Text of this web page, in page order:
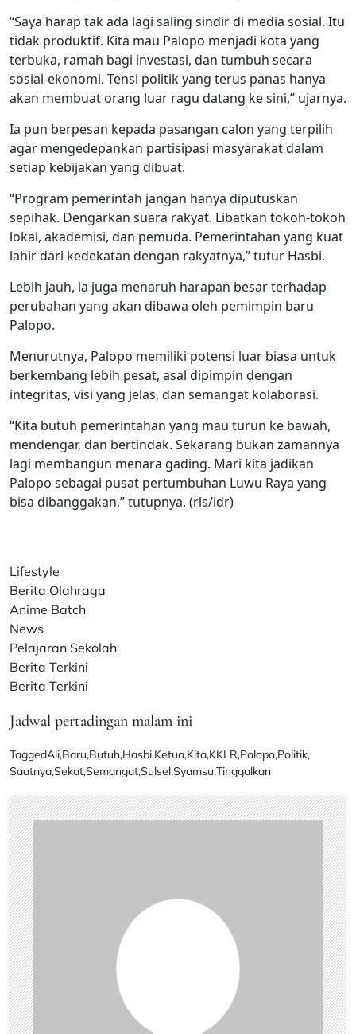
“Saya harap tak ada lagi saling sindir di media sosial. Itu
tidak produktif. Kita mau Palopo menjadi kota yang
terbuka, ramah bagi investasi, dan tumbuh secara
sosial-ekonomi. Tensi politik yang terus panas hanya
akan membuat orang luar ragu datang ke sini,” ujarnya.
Ia pun berpesan kepada pasangan calon yang terpilih
agar mengedepankan partisipasi masyarakat dalam
setiap kebijakan yang dibuat.
“Program pemerintah jangan hanya diputuskan
sepihak. Dengarkan suara rakyat. Libatkan tokoh-tokoh
lokal, akademisi, dan pemuda. Pemerintahan yang kuat
lahir dari kedekatan dengan rakyatnya,” tutur Hasbi.
Lebih jauh, ia juga menaruh harapan besar terhadap
perubahan yang akan dibawa oleh pemimpin baru
Palopo.
Menurutnya, Palopo memiliki potensi luar biasa untuk
berkembang lebih pesat, asal dipimpin dengan
integritas, visi yang jelas, dan semangat kolaborasi.
“Kita butuh pemerintahan yang mau turun ke bawah,
mendengar, dan bertindak. Sekarang bukan zamannya
lagi membangun menara gading. Mari kita jadikan
Palopo sebagai pusat pertumbuhan Luwu Raya yang
bisa dibanggakan,” tutupnya. (rls/idr)
Lifestyle
Berita Olahraga
Anime Batch
News
Pelajaran Sekolah
Berita Terkini
Berita Terkini
Jadwal pertadingan malam ini
TaggedAli,Baru,Butuh,Hasbi,Ketua,Kita,KKLR,Palopo,Politik,
Saatnya,Sekat,Semangat,Sulsel,Syamsu,Tinggalkan